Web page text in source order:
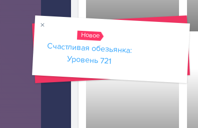
760
Амонг Ас: Игра в Кальмара На
Двоих
Новое
Счастливая обезьянка:
Уровень 721